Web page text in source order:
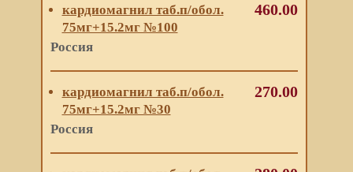
кардиомагнил таб.п/обол.
75мг+15.2мг №100
Россия
460.00
кардиомагнил таб.п/обол.
75мг+15.2мг №30
Россия
270.00